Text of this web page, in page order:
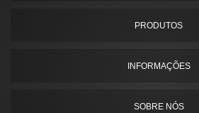
PRODUTOS
INFORMAÇÕES
SOBRE NÓS